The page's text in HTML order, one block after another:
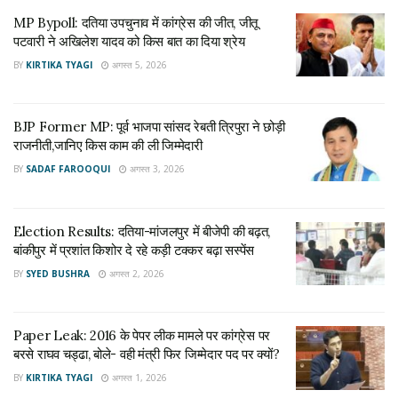
MP Bypoll: दतिया उपचुनाव में कांग्रेस की जीत, जीतू
पटवारी ने अखिलेश यादव को किस बात का दिया श्रेय
अगस्त 5, 2026
अगस्त 3, 2026
में 0-4 सीटें जा सकती हैं।सी वोटर के मुताबिक, बीजेपी को 13-17 सीटें,
कांग्रेस को 12-16 सीटें, टीएमसी को 5-9 सीटें अन्य के खाते में 0-2 सीटें
-सी वोटर के मुताबिक, बीजेपी को 13-17 सीटें, कांग्रेस को 12-16 सीटें,
टीएमसी को 5-9 सीटें अन्य के खाते में 0-2 सीटें जा सकती हैं।
-जन की बात के मुताबिक, बीजेपी को 13-19, कांग्रेस को 14-19, आप को
MP Bypoll: दतिया उपचुनाव में कांग्रेस की जीत, जीतू
पटवारी ने अखिलेश यादव को किस बात का दिया श्रेय
BY KIRTIKA TYAGI अगस्त 5, 2026
BJP Former MP: पूर्व भाजपा सांसद रेबती त्रिपुरा ने छोड़ी
राजनीती,जानिए किस काम की ली जिम्मेदारी
BY SADAF FAROOQUI अगस्त 3, 2026
Election Results: दतिया-मांजलपुर में बीजेपी की बढ़त,
बांकीपुर में प्रशांत किशोर दे रहे कड़ी टक्कर बढ़ा सस्पेंस
BY SYED BUSHRA अगस्त 2, 2026
Paper Leak: 2016 के पेपर लीक मामले पर कांग्रेस पर
बरसे राघव चड्ढा, बोले- वही मंत्री फिर जिम्मेदार पद पर क्यों?
BY KIRTIKA TYAGI अगस्त 1, 2026